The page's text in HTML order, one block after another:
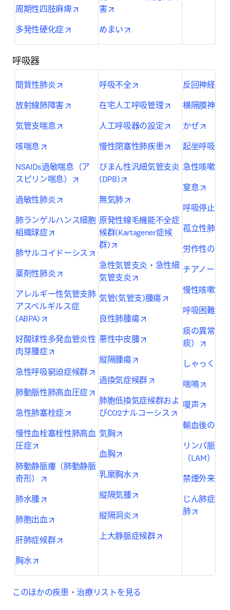
周期性四肢麻痺 opens in new tab/window
多発性硬化症 opens in new tab/window
害
めまい
呼吸器
間質性肺炎 opens in new tab/window
放射線肺障害 opens in new tab/window
気管支喘息 opens in new tab/window
咳喘息 opens in new tab/window
NSAIDs過敏喘息（ア
スピリン喘息）
opens in new tab/window
過敏性肺炎 opens in new tab/window
肺ランゲルハンス細胞
組織球症
opens in new tab/window
肺サルコイドーシス
薬剤性肺炎 opens in new tab/window
アレルギー性気管支肺
アスペルギルス症
(ABPA)
opens in new tab/window
好酸球性多発血管炎性
肉芽腫症
急性呼吸窮迫症候群
肺動脈性肺高血圧症
急性肺塞栓症 opens in new tab/window
慢性血栓塞栓性肺高血
圧症
肺動静脈瘻（肺動静脈
奇形）
opens in new tab/window
肺水腫 opens in new tab/window
肺胞出血 opens in new tab/window
肝肺症候群 opens in new tab/window
胸水
呼吸不全 opens in new tab/window
在宅人工呼吸管理 opens in new
人工呼吸器の設定 opens in new
慢性閉塞性肺疾患 opens in new
びまん性汎細気管支炎
(DPB)
無気肺
原発性線毛機能不全症
候群(Kartagener症候
群)
opens in new tab/window
急性気管支炎・急性細
気管支炎
気管(気管支)腫瘍
良性肺腫瘍
悪性中皮腫 opens in new tab/
縦隔腫瘍 opens in new tab/window
過換気症候群 opens in new tab/
肺胞低換気症候群およ
びCO2ナルコーシス
気胸
血胸 opens in new tab/window
乳縻胸水 opens in new tab/window
縦隔気腫 opens in new tab/window
縦隔洞炎 opens in new tab/window
上大静脈症候群
反回神経麻
横隔膜神経
かぜ
起坐呼吸
急性咳嗽
窒息
呼吸停止
孤立性肺結
労作性の呼
チアノーゼ
慢性咳嗽
呼吸困難
痰の異常（
痰）
しゃっくり
喘鳴
嗄声
輸血後の肺
リンパ脈管
（LAM）
禁煙外来
じん肺症・
肺
このほかの疾患・治療リストを見る